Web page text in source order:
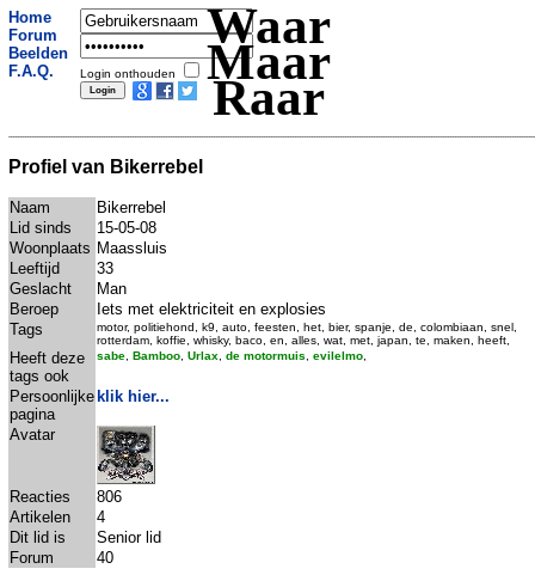
Home
Forum
Beelden
F.A.Q.
Login onthouden
Waar
Maar
Raar
Profiel van Bikerrebel
Naam
Bikerrebel
Lid sinds
15-05-08
Woonplaats Maassluis
Leeftijd
33
Geslacht
Man
Beroep
Iets met elektriciteit en explosies
Tags
motor, politiehond, k9, auto, feesten, het, bier, spanje, de, colombiaan, snel,
rotterdam, koffie, whisky, baco, en, alles, wat, met, japan, te, maken, heeft,
Heeft deze
tags ook
sabe Bamboo Urlax de motormuis evilelmo
Persoonlijke
pagina
klik hier...
Avatar
Reacties
806
Artikelen
4
Dit lid is
Senior lid
Forum
40